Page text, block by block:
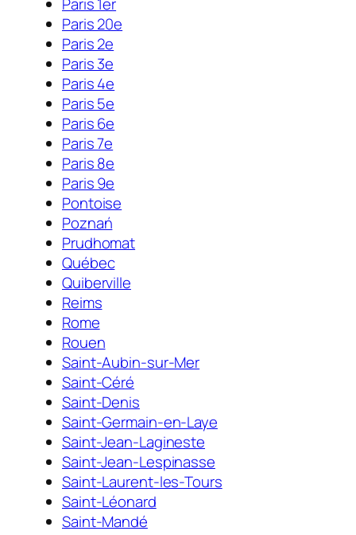
Paris 20e
Paris 2e
Paris 3e
Paris 4e
Paris 5e
Paris 6e
Paris 7e
Paris 8e
Paris 9e
Pontoise
Poznań
Prudhomat
Québec
Quiberville
Reims
Rome
Rouen
Saint-Aubin-sur-Mer
Saint-Céré
Saint-Denis
Saint-Germain-en-Laye
Saint-Jean-Lagineste
Saint-Jean-Lespinasse
Saint-Laurent-les-Tours
Saint-Léonard
Saint-Mandé